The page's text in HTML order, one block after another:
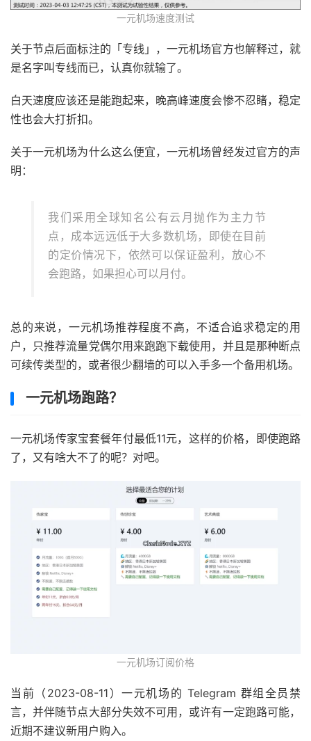
一元机场速度测试
关于节点后面标注的「专线」，一元机场官方也解释过，就
是名字叫专线而已，认真你就输了。
白天速度应该还是能跑起来，晚高峰速度会惨不忍睹，稳定
性也会大打折扣。
关于一元机场为什么这么便宜，一元机场曾经发过官方的声
明：
我们采用全球知名公有云月抛作为主力节
点，成本远远低于大多数机场，即使在目前
的定价情况下，依然可以保证盈利，放心不
会跑路，如果担心可以月付。
总的来说，一元机场推荐程度不高，不适合追求稳定的用
户，只推荐流量党偶尔用来跑跑下载使用，并且是那种断点
可续传类型的，或者很少翻墙的可以入手多一个备用机场。
一元机场跑路？
一元机场传家宝套餐年付最低11元，这样的价格，即使跑路
了，又有啥大不了的呢？对吧。
一元机场订阅价格
当前（2023-08-11）一元机场的 Telegram 群组全员禁
言，并伴随节点大部分失效不可用，或许有一定跑路可能，
近期不建议新用户购入。